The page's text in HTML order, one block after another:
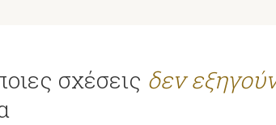
σχέσεις δεν